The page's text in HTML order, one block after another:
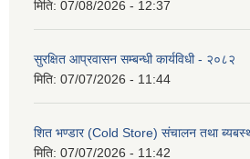
मिति: 07/08/2026 - 12:37
सुरक्षित आप्रवासन सम्बन्धी कार्यविधी - २०८२
मिति: 07/07/2026 - 11:44
शित भण्डार (Cold Store) संचालन तथा
मिति: 07/07/2026 - 11:42